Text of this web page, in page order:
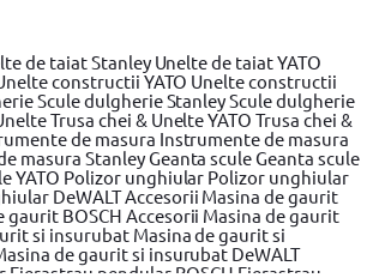
de taiat Stanley Unelte de taiat YATO
constructii YATO Unelte constructii
Scule dulgherie StanleyScule dulgherie
Trusa chei & Unelte YATOTrusa chei &
de masura Instrumente de masura
masura StanleyGeanta sculeGeanta scule
YATO Polizor unghiular Polizor unghiular
DeWALTAccesorii Masina de gaurit
gaurit BOSCH Accesorii Masina de gaurit
si insurubat Masina de gaurit si
de gaurit si insurubat DeWALT
Fierastrau pendular BOSCH Fierastrau